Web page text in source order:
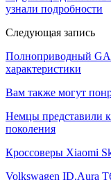
узнали подробности
Следующая запись
Полноприводный
характеристики
Вам также могут
Немцы представили
поколения
Кроссоверы Xiaomi
Volkswagen ID.Aura